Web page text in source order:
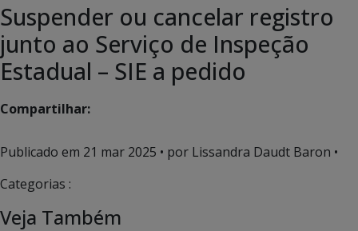
Suspender ou cancelar registro
junto ao Serviço de Inspeção
Estadual – SIE a pedido
Compartilhar:
Publicado em 21 mar 2025 • por Lissandra Daudt Baron •
Categorias :
Veja Também